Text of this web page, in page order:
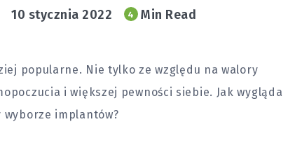
10 stycznia 2022 4 Min Read
popularne. Nie tylko ze względu na walory
i większej pewności siebie. Jak wygląda
implantów?